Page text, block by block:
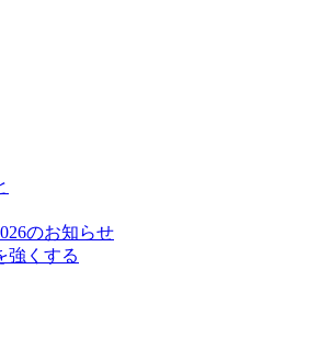
のお知らせ
強くする